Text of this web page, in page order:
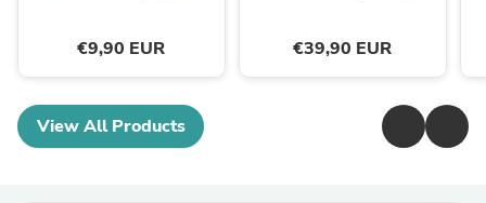
€9,90 EUR €39,90 EUR
View All Products